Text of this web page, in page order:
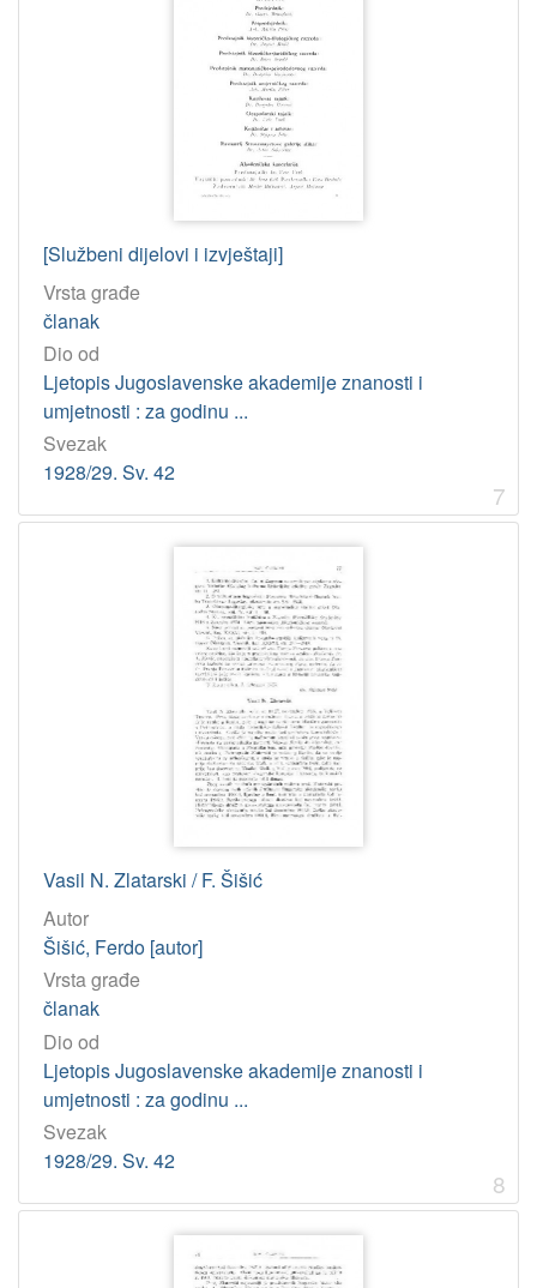
[Službeni dijelovi i izvještaji]
Vrsta građe
članak
Dio od
Ljetopis Jugoslavenske akademije znanosti i
umjetnosti : za godinu ...
Svezak
1928/29. Sv. 42
7
Vasil N. Zlatarski / F. Šišić
Autor
Šišić, Ferdo [autor]
Vrsta građe
članak
Dio od
Ljetopis Jugoslavenske akademije znanosti i
umjetnosti : za godinu ...
Svezak
1928/29. Sv. 42
8